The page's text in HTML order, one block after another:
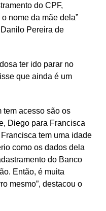
do CPF,
nome da mãe dela”
Pereira de
ter ido parar no
que ainda é um
tem acesso são os
Diego para Francisca
tem uma idade
como os dados dela
do Banco
Então, é muita
mesmo”, destacou o